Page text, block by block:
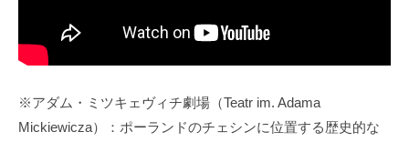
※アダム・ミツキェヴィチ劇場（Teatr im. Adama
Mickiewicza）：ポーランドのチェシンに位置する歴史的な